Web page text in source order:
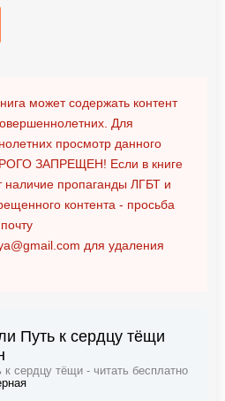
может содержать контент
Для
просмотр данного
ЗАПРЕЩЕН! Если в книге
наличие пропаганды ЛГБТ и
контента - просьба
для удаления
Путь к сердцу тёщи
сердцу тёщи - читать бесплатно